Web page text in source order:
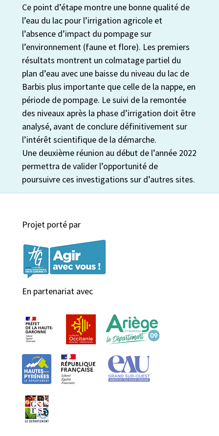
Ce point d’étape montre une bonne qualité de
l’eau du lac pour l’irrigation agricole et
l’absence d’impact du pompage sur
l’environnement (faune et flore). Les premiers
résultats montrent un colmatage partiel du
plan d’eau avec une baisse du niveau du lac de
Barbis plus importante que celle de la nappe, en
période de pompage. Le suivi de la remontée
des niveaux après la phase d’irrigation doit être
analysé, avant de conclure définitivement sur
l’intérêt scientifique de la démarche.
Une deuxième réunion au début de l’année 2022
permettra de valider l’opportunité de
poursuivre ces investigations sur d’autres sites.
Projet porté par
En partenariat avec